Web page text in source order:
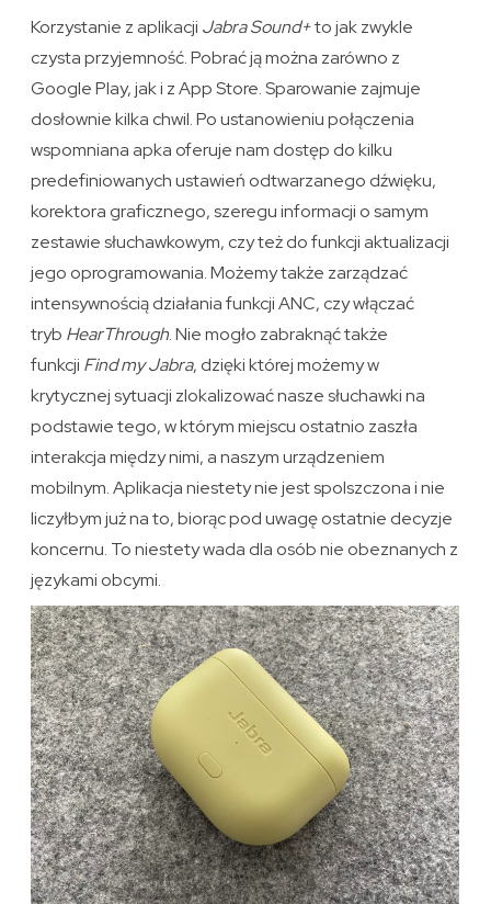
Korzystanie z aplikacji Jabra Sound+to jak zwykle
czysta przyjemność. Pobrać ją można zarówno z
Google Play, jak i z App Store. Sparowanie zajmuje
dosłownie kilka chwil. Po ustanowieniu połączenia
wspomniana apka oferuje nam dostęp do kilku
predefiniowanych ustawień odtwarzanego dźwięku,
korektora graficznego, szeregu informacji o samym
zestawie słuchawkowym, czy też do funkcji aktualizacji
jego oprogramowania. Możemy także zarządzać
intensywnością działania funkcji ANC, czy włączać
tryb HearThrough. Nie mogło zabraknąć także
funkcji Find my Jabra, dzięki której możemy w
krytycznej sytuacji zlokalizować nasze słuchawki na
podstawie tego, w którym miejscu ostatnio zaszła
interakcja między nimi, a naszym urządzeniem
mobilnym. Aplikacja niestety nie jest spolszczona i nie
liczyłbym już na to, biorąc pod uwagę ostatnie decyzje
koncernu. To niestety wada dla osób nie obeznanych z
językami obcymi.